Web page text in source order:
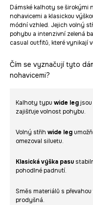
Dámské kalhoty se širokými
nohavicemi a klasickou
módní vzhled. Jejich volný
pohybu a intenzivní zelená
casual outfitů, které vynikají
Čím se vyznačují tyto
nohavicemi?
Kalhoty typu wide leg
zajišťuje volnost pohybu.
Volný střih wide leg
omezoval siluetu.
Klasická výška pasu
pohodlné padnutí.
Směs materiálů s převahou
prodyšná.